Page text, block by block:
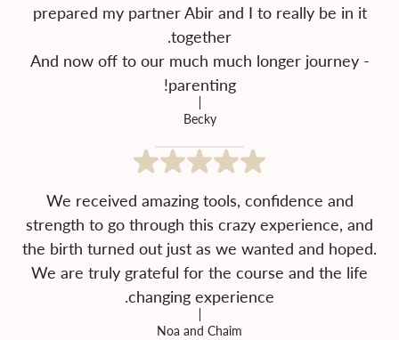
prepared my partner Abir and I to really be in it
And now off to our much much longer journey -
parenting!
Becky
We received amazing tools, confidence and
strength to go through this crazy experience, and
the birth turned out just as we wanted and hoped.
We are truly grateful for the course and the life
changing experience.
Noa and Chaim